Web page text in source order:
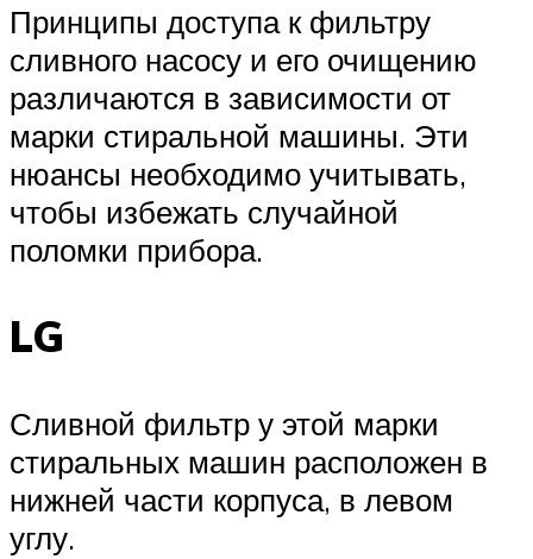
Принципы доступа к фильтру
сливного насосу и его очищению
различаются в зависимости от
марки стиральной машины. Эти
нюансы необходимо учитывать,
чтобы избежать случайной
поломки прибора.
LG
Сливной фильтр у этой марки
стиральных машин расположен в
нижней части корпуса, в левом
углу.